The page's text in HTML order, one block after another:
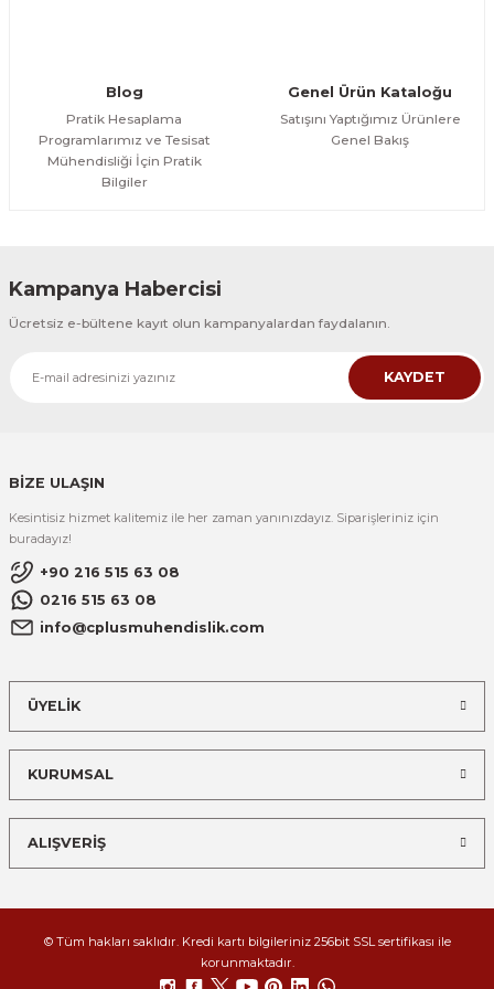
Blog
Pratik Hesaplama
Programlarımız ve Tesisat
Mühendisliği İçin Pratik
Bilgiler
Genel Ürün Kataloğu
Satışını Yaptığımız Ürünlere
Genel Bakış
Kampanya Habercisi
Ücretsiz e-bültene kayıt olun kampanyalardan faydalanın.
KAYDET
BİZE ULAŞIN
Kesintisiz hizmet kalitemiz ile her zaman yanınızdayız. Siparişleriniz için
buradayız!
+90 216 515 63 08
0216 515 63 08
info@cplusmuhendislik.com
ÜYELİK
KURUMSAL
ALIŞVERİŞ
© Tüm hakları saklıdır. Kredi kartı bilgileriniz 256bit SSL sertifikası ile
korunmaktadır.